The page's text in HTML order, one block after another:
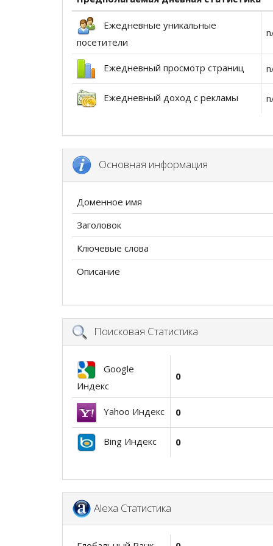
Ежедневные уникальные
посетители
Ежедневный просмотр страниц
Ежедневный доход с рекламы
Основная информация
Доменное имя
Заголовок
Ключевые слова
Описание
Поисковая Статистика
Google
Индекс
0
Yahoo Индекс 0
Bing Индекс 0
Alexa Статистика